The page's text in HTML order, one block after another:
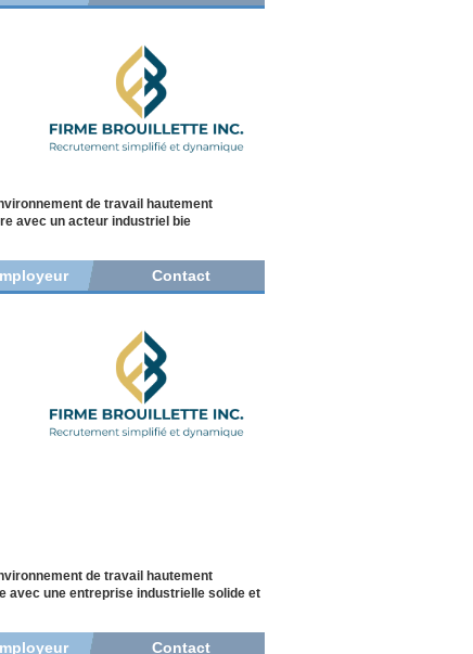
de travail hautement
avec un acteur industriel bie
Contact
de travail hautement
avec une entreprise industrielle solide et
Contact